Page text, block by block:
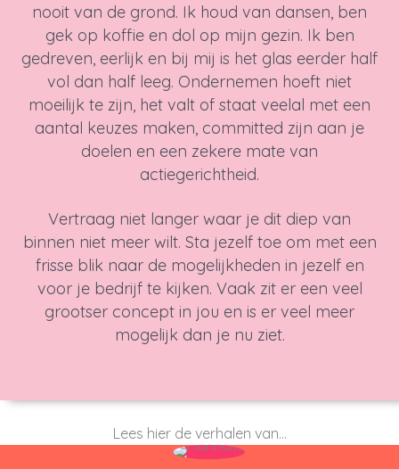
nooit van de grond. Ik houd van dansen, ben
gek op koffie en dol op mijn gezin. Ik ben
gedreven, eerlijk en bij mij is het glas eerder half
vol dan half leeg. Ondernemen hoeft niet
moeilijk te zijn, het valt of staat veelal met een
aantal keuzes maken, committed zijn aan je
doelen en een zekere mate van
actiegerichtheid.
Vertraag niet langer waar je dit diep van
binnen niet meer wilt. Sta jezelf toe om met een
frisse blik naar de mogelijkheden in jezelf en
voor je bedrijf te kijken. Vaak zit er een veel
grootser concept in jou en is er veel meer
mogelijk dan je nu ziet.
Lees hier de verhalen van...